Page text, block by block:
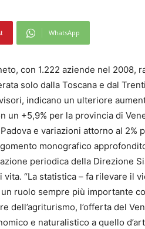
WhatsApp
con 1.222 aziende nel 2008,
solo dalla Toscana e dal
indicano un ulteriore
un +5,9% per la provincia di
e variazioni attorno al 2%
monografico
periodica della Direzione
“La statistica – fa rilevare il
ruolo sempre più importante
dell’agriturismo, l’offerta del
e naturalistico a quello